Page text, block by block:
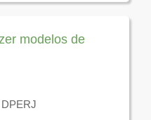
até 31 de dezembro de
modelos de